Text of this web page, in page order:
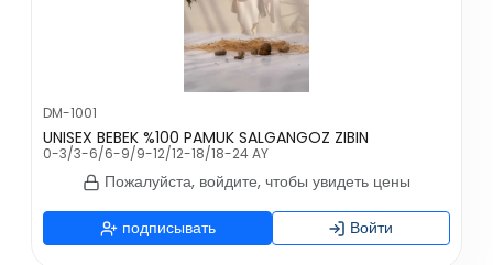
DM-1001
UNISEX BEBEK %100 PAMUK SALGANGOZ ZIBIN
0-3/3-6/6-9/9-12/12-18/18-24 AY
Пожалуйста, войдите, чтобы увидеть цены
подписывать Войти